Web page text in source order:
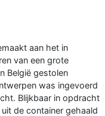
aan het in
van een grote
België gestolen
was ingevoerd
Blijkbaar in opdracht
de container gehaald